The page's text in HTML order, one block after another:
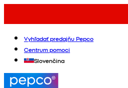
Vyhľadať predajňu Pepco
Centrum pomoci
Slovenčina